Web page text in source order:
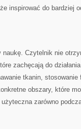
inspirować do bardziej
Czytelnik nie
zachęcają do
tkanin,
obszary, które
zarówno